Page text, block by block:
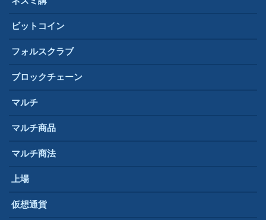
ビットコイン
フォルスクラブ
ブロックチェーン
マルチ
マルチ商品
マルチ商法
上場
仮想通貨